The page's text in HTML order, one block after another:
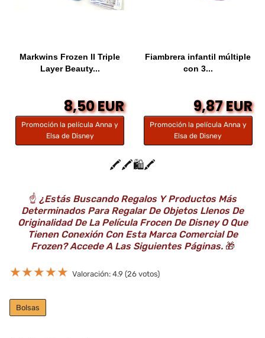
Markwins Frozen II Triple
Layer Beauty...
8,50 EUR
Promoción la película Anna y
Elsa de Disney
Fiambrera infantil múltiple
con 3...
9,87 EUR
Promoción la película Anna y
Elsa de Disney
🖍️🖍️🛍️🖍️
☝️ ¿Estás Buscando Regalos Y Productos Más
Determinados Para Regalar De Objetos Llenos De
Originalidad De La Película Frocen De Disney O Que
Tienen Conexión Con Esta Marca Comercial De
Frozen? Accede A Las Siguientes Páginas.🎁
★★★★★ Valoración: 4.9 (26 votos)
Bolsas